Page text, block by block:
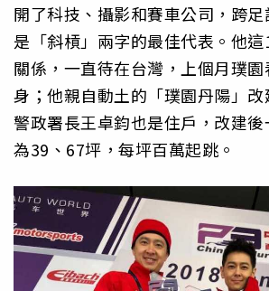
開了科技、攝影和賽車公司，跨
是「斜槓」兩字的最佳代表。他
關係，一直待在台灣，上個月璞
身；他親自動土的「璞園丹陽」
警政署長王卓鈞也是住戶，改建
為39、67坪，每坪百萬起跳。